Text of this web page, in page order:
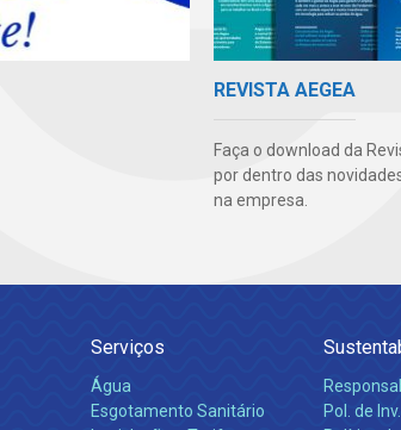
REVISTA AEGEA
Faça o download da
por dentro das
na empresa.
Serviços
Água
Esgotamento Sanitário
Pol. de